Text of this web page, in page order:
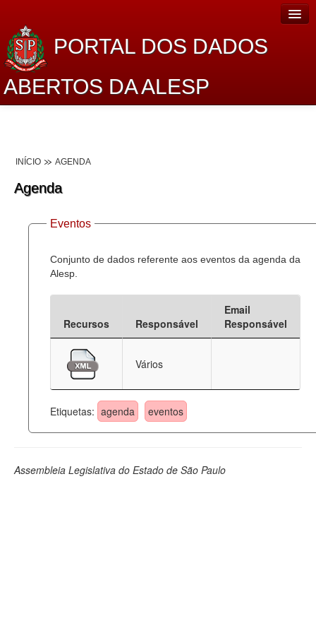
PORTAL DOS DADOS
ABERTOS DA ALESP
Lei de Acesso à Informação
Dados Governamentais Abertos
Planejamento
Catálogo de dados
Deputados Estaduais
Administração
Legislação
INÍCIO AGENDA
Agenda
Eventos
Conjunto de dados referente aos eventos da agenda da
Alesp.
Recursos Responsável
Email
Responsável
Vários
Etiquetas: agenda eventos
Assembleia Legislativa do Estado de São Paulo